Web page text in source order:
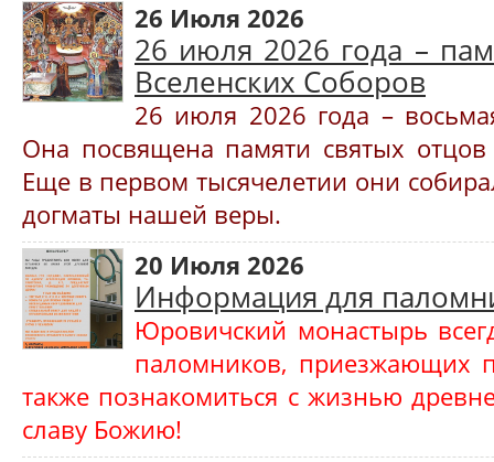
26 Июля 2026
26 июля 2026 года –
Вселенских Соборов
26 июля 2026 года –
Она посвящена памяти святых
Еще в первом тысячелетии они
догматы нашей веры.
20 Июля 2026
Информация для
Юровичский монастырь
паломников, приезжающих
также познакомиться с жизнью
славу Божию!